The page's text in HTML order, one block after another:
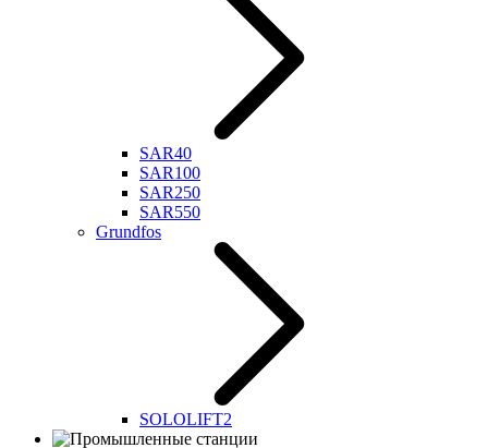
SAR40
SAR100
SAR250
SAR550
Grundfos
SOLOLIFT2